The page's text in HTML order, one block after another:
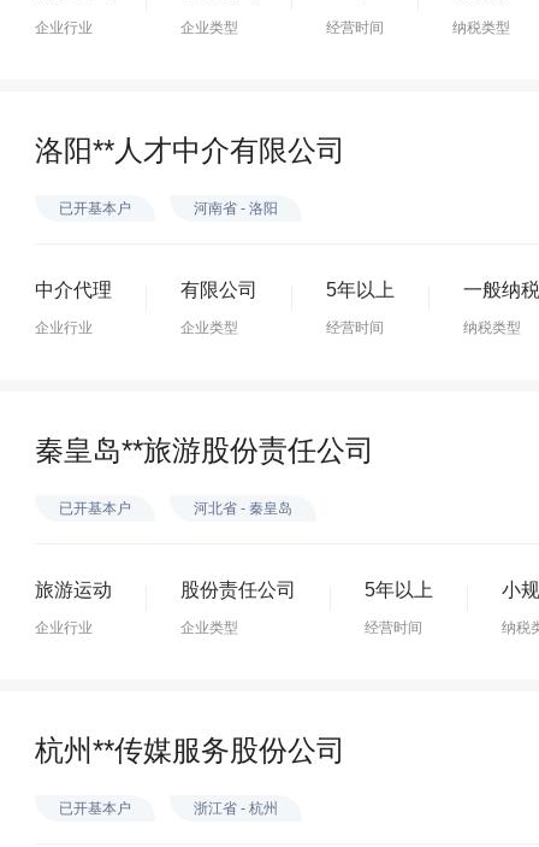
企业行业 企业类型 经营时间 纳税类型
洛阳**人才中介有限公司
已开基本户 河南省 - 洛阳
中介代理
企业行业
有限公司
企业类型
5年以上
经营时间
一般纳
纳税类型
秦皇岛**旅游股份责任公司
已开基本户 河北省 - 秦皇岛
旅游运动
企业行业
股份责任公司
企业类型
5年以上
经营时间
小
纳税
杭州**传媒服务股份公司
已开基本户 浙江省 - 杭州